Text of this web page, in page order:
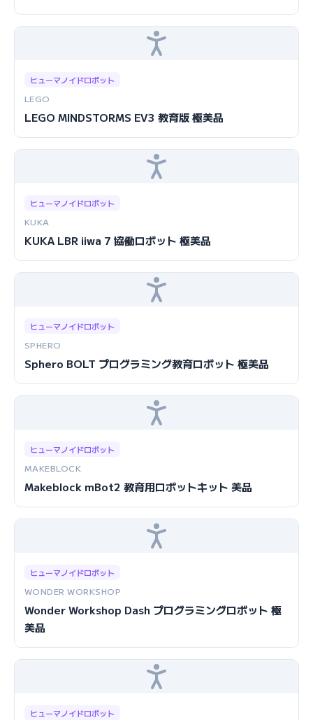
ヒューマノイドロボット
LEGO
LEGO MINDSTORMS EV3 教育版 極美品
ヒューマノイドロボット
KUKA
KUKA LBR iiwa 7 協働ロボット 極美品
ヒューマノイドロボット
SPHERO
Sphero BOLT プログラミング教育ロボット 極美品
ヒューマノイドロボット
MAKEBLOCK
Makeblock mBot2 教育用ロボットキット 美品
ヒューマノイドロボット
WONDER WORKSHOP
Wonder Workshop Dash プログラミングロボット 極
美品
ヒューマノイドロボット